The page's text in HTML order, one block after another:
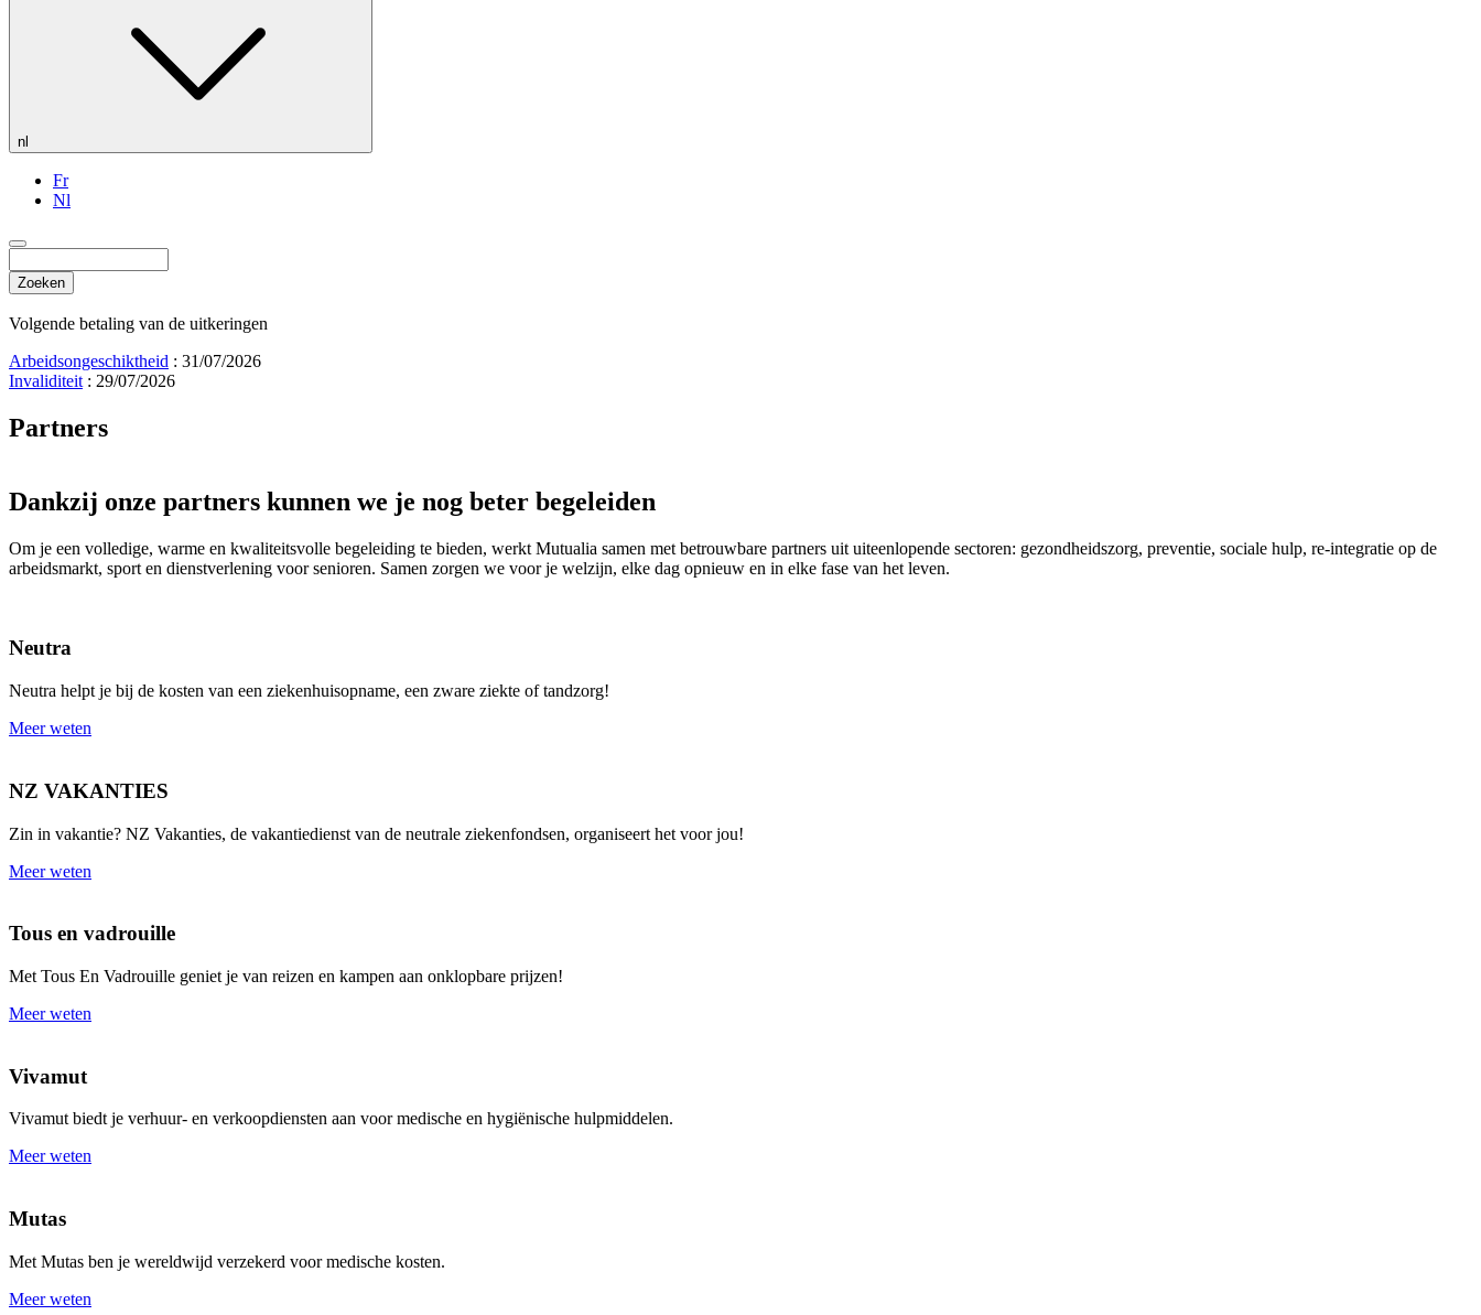
nl
Fr
Nl
Volgende betaling van de uitkeringen
Arbeidsongeschiktheid : 31/07/2026
Invaliditeit : 29/07/2026
Partners
Dankzij onze partners kunnen we je nog beter begeleiden
Om je een volledige, warme en kwaliteitsvolle begeleiding te bieden, werkt Mutualia samen met betrouwbare partners uit uiteenlopende sectoren: gezondheidszorg, preventie, sociale hulp, re-integratie op de
arbeidsmarkt, sport en dienstverlening voor senioren. Samen zorgen we voor je welzijn, elke dag opnieuw en in elke fase van het leven.
Neutra
Neutra helpt je bij de kosten van een ziekenhuisopname, een zware ziekte of tandzorg!
Meer weten
NZ VAKANTIES
Zin in vakantie? NZ Vakanties, de vakantiedienst van de neutrale ziekenfondsen, organiseert het voor jou!
Meer weten
Tous en vadrouille
Met Tous En Vadrouille geniet je van reizen en kampen aan onklopbare prijzen!
Meer weten
Vivamut
Vivamut biedt je verhuur- en verkoopdiensten aan voor medische en hygiënische hulpmiddelen.
Meer weten
Mutas
Met Mutas ben je wereldwijd verzekerd voor medische kosten.
Meer weten